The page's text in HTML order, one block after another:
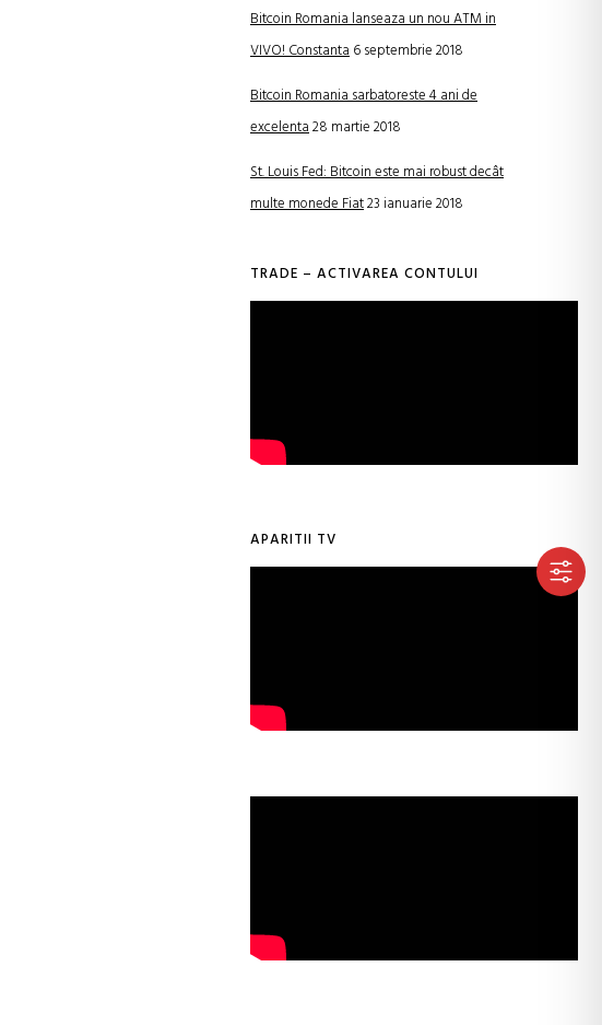
Bitcoin Romania lanseaza un nou ATM in
VIVO! Constanta6 septembrie 2018
Bitcoin Romania sarbatoreste 4 ani de
excelenta28 martie 2018
St. Louis Fed: Bitcoin este mai robust decât
multe monede Fiat23 ianuarie 2018
TRADE – ACTIVAREA CONTULUI
APARITII TV